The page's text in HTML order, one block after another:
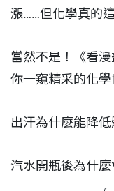
漲……但化學真的
當然不是！《看
你一窺精采的化學
出汗為什麼能降
汽水開瓶後為什麼